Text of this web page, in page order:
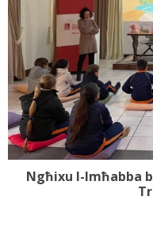
Ngħixu l-Imħabba